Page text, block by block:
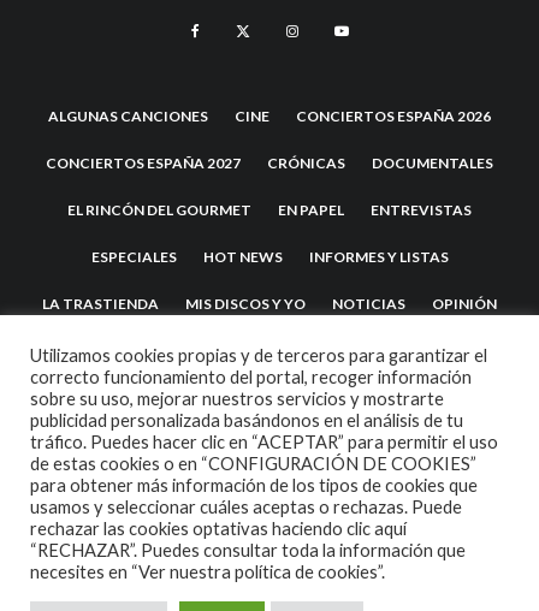
ALGUNAS CANCIONES CINE CONCIERTOS ESPAÑA 2026
CONCIERTOS ESPAÑA 2027 CRÓNICAS DOCUMENTALES
EL RINCÓN DEL GOURMET EN PAPEL ENTREVISTAS
ESPECIALES HOT NEWS INFORMES Y LISTAS
LA TRASTIENDA MIS DISCOS Y YO NOTICIAS OPINIÓN
REVIEWS TEATRO TU DISCO ME SUENA
2007 COPYRIGHT -CODETIPITHEME
Utilizamos cookies propias y de terceros para garantizar el
correcto funcionamiento del portal, recoger información
sobre su uso, mejorar nuestros servicios y mostrarte
publicidad personalizada basándonos en el análisis de tu
tráfico. Puedes hacer clic en “ACEPTAR” para permitir el uso
de estas cookies o en “CONFIGURACIÓN DE COOKIES”
para obtener más información de los tipos de cookies que
usamos y seleccionar cuáles aceptas o rechazas. Puede
rechazar las cookies optativas haciendo clic aquí
“RECHAZAR”. Puedes consultar toda la información que
necesites en “Ver nuestra política de cookies”.